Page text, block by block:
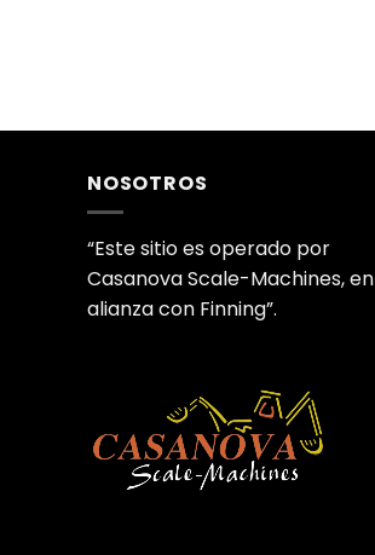
NOSOTROS
“Este sitio es operado por
Casanova Scale-Machines, en
alianza con Finning”.